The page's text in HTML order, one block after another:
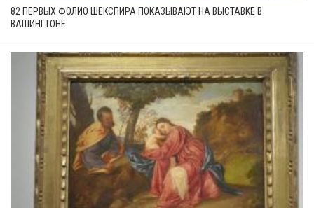
82 ПЕРВЫХ ФОЛИО ШЕКСПИРА ПОКАЗЫВАЮТ НА ВЫСТАВКЕ В
ВАШИНГТОНЕ